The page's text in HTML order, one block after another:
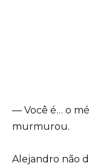
— Você é… o
murmurou.
Alejandro não